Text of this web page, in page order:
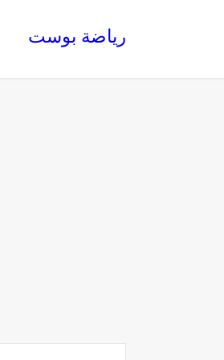
رياضة بوست